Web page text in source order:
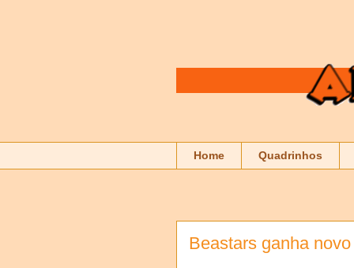
Home Quadrinhos
Beastars ganha